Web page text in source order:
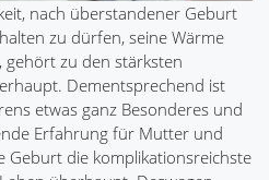
nach überstandener Geburt
zu dürfen, seine Wärme
gehört zu den stärksten
Dementsprechend ist
etwas ganz Besonderes und
Erfahrung für Mutter und
Geburt die komplikationsreichste